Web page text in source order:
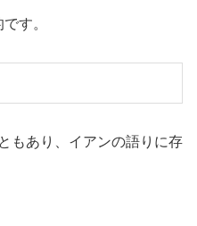
す。
もあり、イアンの語りに存